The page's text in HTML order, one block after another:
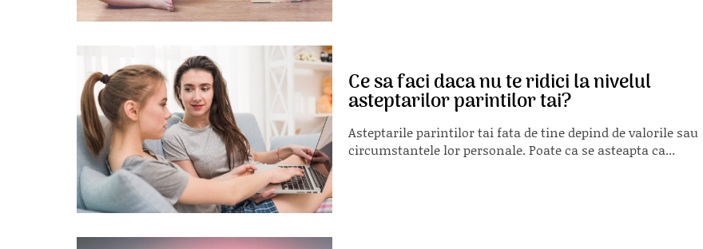
Ce sa faci daca nu te ridici la nivelul
asteptarilor parintilor tai?
Asteptarile parintilor tai fata de tine depind de valorile sau
circumstantele lor personale. Poate ca se asteapta ca...